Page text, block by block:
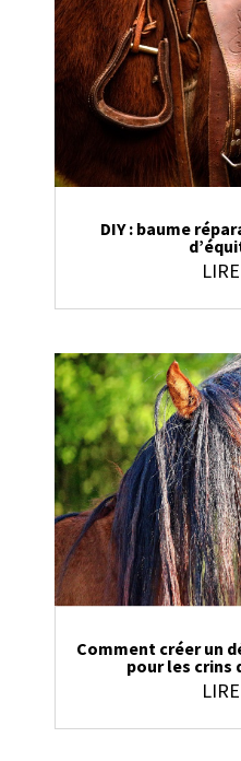
DIY : baume
Comment créer un
pour les crins